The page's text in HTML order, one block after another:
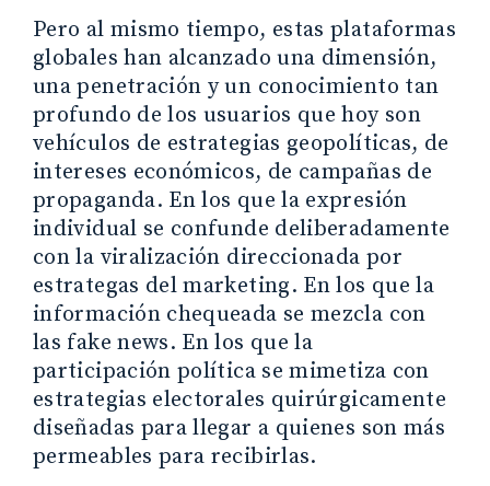
Pero al mismo tiempo, estas plataformas
globales han alcanzado una dimensión,
una penetración y un conocimiento tan
profundo de los usuarios que hoy son
vehículos de estrategias geopolíticas, de
intereses económicos, de campañas de
propaganda. En los que la expresión
individual se confunde deliberadamente
con la viralización direccionada por
estrategas del marketing. En los que la
información chequeada se mezcla con
las fake news. En los que la
participación política se mimetiza con
estrategias electorales quirúrgicamente
diseñadas para llegar a quienes son más
permeables para recibirlas.